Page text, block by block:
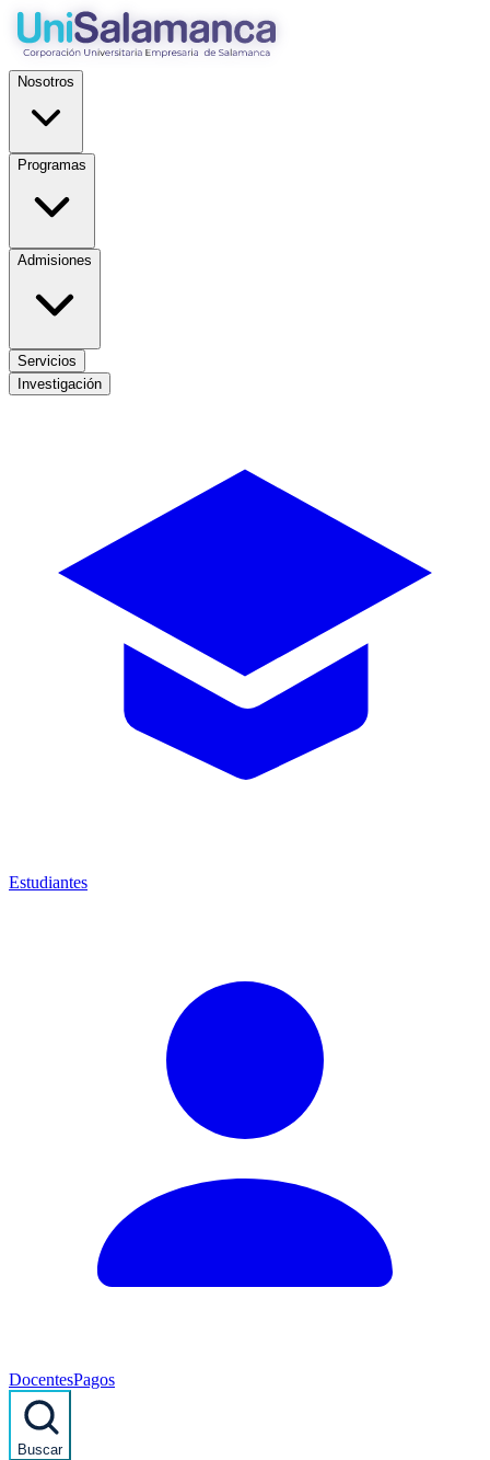
Nosotros
Programas
Admisiones
Servicios
Investigación
Estudiantes
DocentesPagos
Buscar